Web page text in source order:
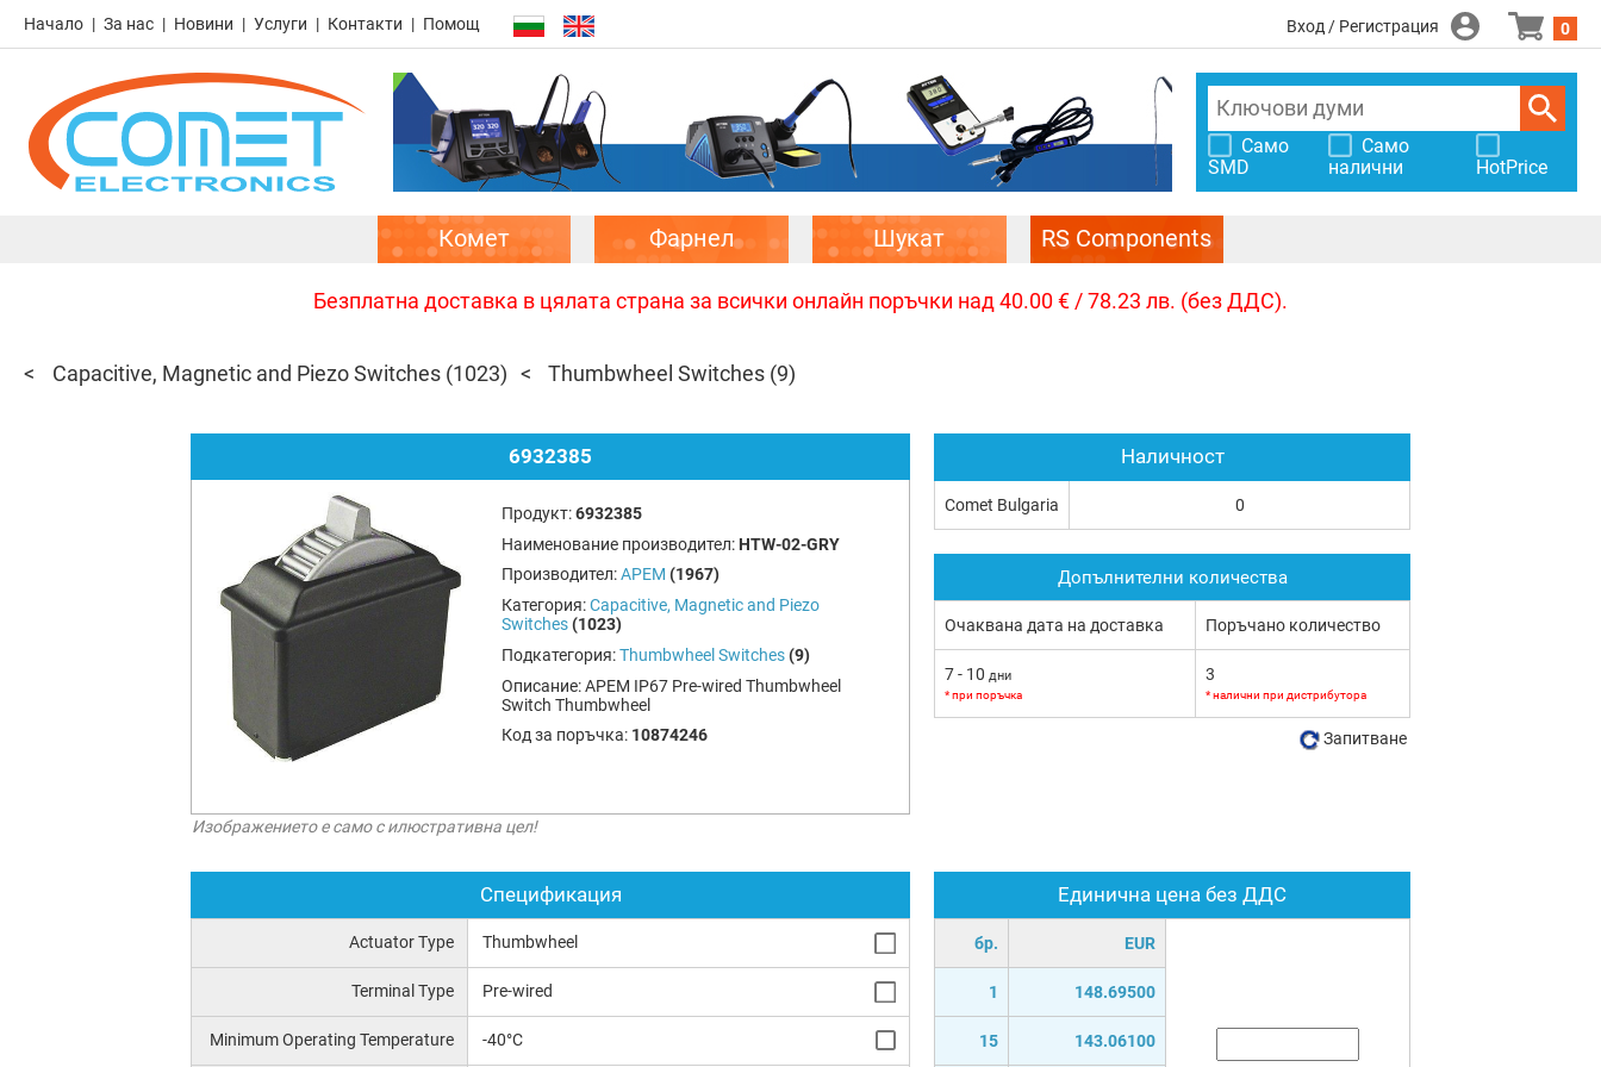
Начало За нас Новини Услуги Контакти Помощ Вход / Регистрация 0
Само
SMD
Само
налични
HotPrice
Комет Фарнел Шукат RS Components
Безплатна доставка в цялата страна за всички онлайн поръчки над 40.00 € / 78.23 лв. (без ДДС).
Capacitive, Magnetic and Piezo Switches (1023) Thumbwheel Switches (9)
6932385
Продукт:6932385
Наименование производител: HTW-02-GRY
Производител:APEM (1967)
Категория:Capacitive, Magnetic and Piezo
Switches (1023)
Подкатегория:Thumbwheel Switches (9)
Описание:APEM IP67 Pre-wired Thumbwheel
Switch Thumbwheel
Код за поръчка: 10874246
Изображението е само с илюстративна цел!
Спецификация
Actuator Type Thumbwheel
Terminal Type Pre-wired
Minimum Operating Temperature -40°C
Единична цена без ДДС
бр. EUR
1 148.69500
15 143.06100
Наличност
Comet Bulgaria 0
Допълнителни количества
Очаквана дата на доставка Поръчано количество
7 - 10 дни
* при поръчка
3
* налични при дистрибутора
Запитване